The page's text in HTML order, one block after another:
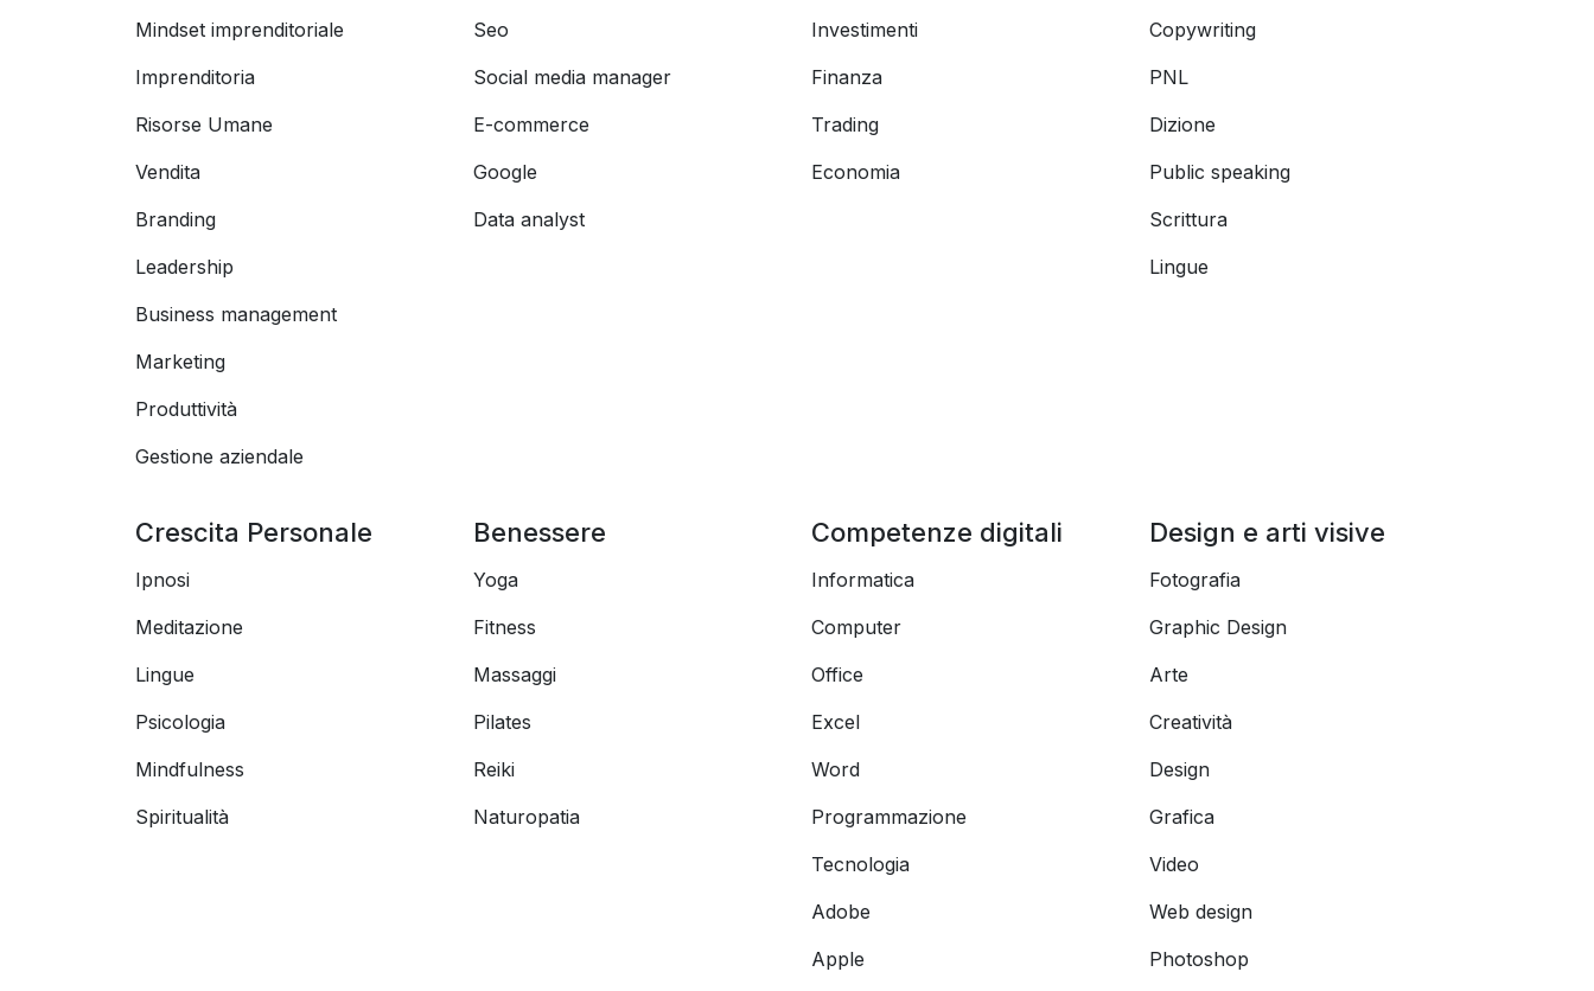
Mindset imprenditoriale
Imprenditoria
Risorse Umane
Vendita
Branding
Leadership
Business management
Marketing
Produttività
Gestione aziendale
Seo
Social media manager
E-commerce
Google
Data analyst
Investimenti
Finanza
Trading
Economia
Copywriting
PNL
Dizione
Public speaking
Scrittura
Lingue
Crescita Personale
Ipnosi
Meditazione
Lingue
Psicologia
Mindfulness
Spiritualità
Benessere
Yoga
Fitness
Massaggi
Pilates
Reiki
Naturopatia
Competenze digitali
Informatica
Computer
Office
Excel
Word
Programmazione
Tecnologia
Adobe
Apple
Design e arti visive
Fotografia
Graphic Design
Arte
Creatività
Design
Grafica
Video
Web design
Photoshop